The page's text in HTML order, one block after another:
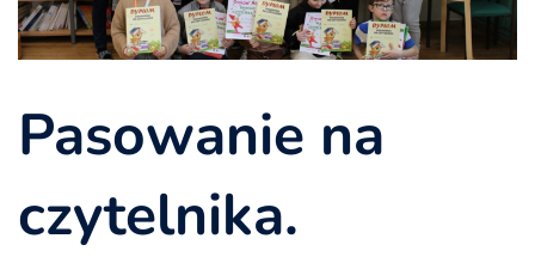
Pasowanie na
czytelnika.